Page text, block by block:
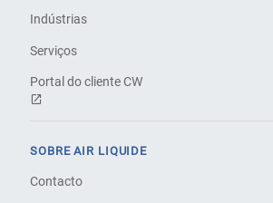
Indústrias
Serviços
Portal do cliente CW
SOBRE AIR LIQUIDE
Contacto